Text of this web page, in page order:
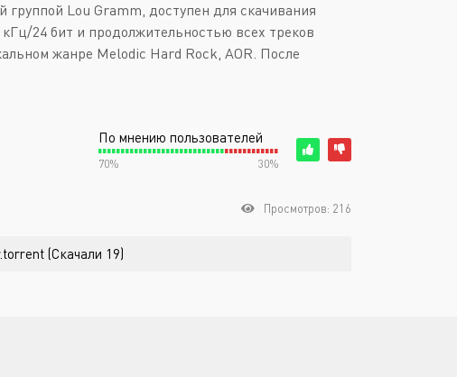
Lou Gramm, доступен для скачивания
24 бит и продолжительностью всех треков
жанре Melodic Hard Rock, AOR. После
По мнению пользователей
70% 30%
Просмотров: 216
(Скачали 19)